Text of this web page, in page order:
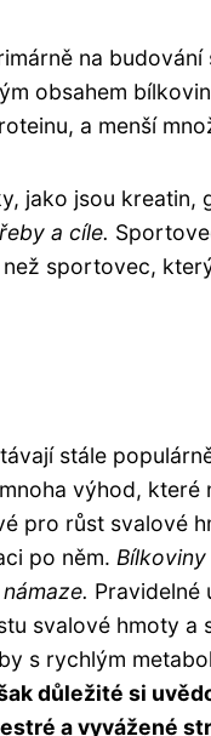
na budování
obsahem
a menší
jako jsou kreatin,
a cíle.
sportovec,
stále
výhod, které
pro růst svalové
po něm.
Pravidelné
svalové hmoty a
s rychlým
důležité si
a vyvážené